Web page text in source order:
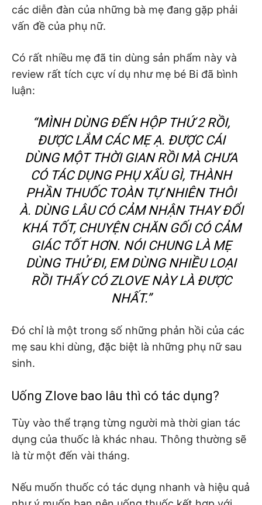
các diễn đàn của những bà mẹ đang gặp phải
vấn đề của phụ nữ.
Có rất nhiều mẹ đã tin dùng sản phẩm này và
review rất tích cực ví dụ như mẹ bé Bi đã bình
luận:
“MÌNH DÙNG ĐẾN HỘP THỨ 2 RỒI,
ĐƯỢC LẮM CÁC MẸ Ạ. ĐƯỢC CÁI
DÙNG MỘT THỜI GIAN RỒI MÀ CHƯA
CÓ TÁC DỤNG PHỤ XẤU GÌ, THÀNH
PHẦN THUỐC TOÀN TỰ NHIÊN THÔI
À. DÙNG LÂU CÓ CẢM NHẬN THAY ĐỔI
KHÁ TỐT, CHUYỆN CHĂN GỐI CÓ CẢM
GIÁC TỐT HƠN. NÓI CHUNG LÀ MẸ
DÙNG THỬ ĐI, EM DÙNG NHIỀU LOẠI
RỒI THẤY CÓ ZLOVE NÀY LÀ ĐƯỢC
NHẤT.”
Đó chỉ là một trong số những phản hồi của các
mẹ sau khi dùng, đặc biệt là những phụ nữ sau
sinh.
Uống Zlove bao lâu thì có tác dụng?
Tùy vào thể trạng từng người mà thời gian tác
dụng của thuốc là khác nhau. Thông thường sẽ
là từ một đến vài tháng.
Nếu muốn thuốc có tác dụng nhanh và hiệu quả